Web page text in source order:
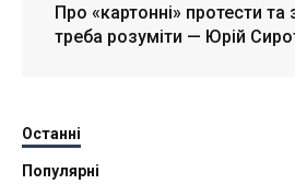
Про «картонні» протести та
треба розуміти — Юрій
Останні
Популярні